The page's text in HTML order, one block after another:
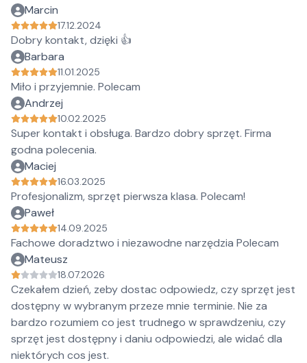
Marcin
17.12.2024
Dobry kontakt, dzięki 👍
Barbara
11.01.2025
Miło i przyjemnie. Polecam
Andrzej
10.02.2025
Super kontakt i obsługa. Bardzo dobry sprzęt. Firma
godna polecenia.
Maciej
16.03.2025
Profesjonalizm, sprzęt pierwsza klasa. Polecam!
Paweł
14.09.2025
Fachowe doradztwo i niezawodne narzędzia Polecam
Mateusz
18.07.2026
Czekałem dzień, zeby dostac odpowiedz, czy sprzęt jest
dostępny w wybranym przeze mnie terminie. Nie za
bardzo rozumiem co jest trudnego w sprawdzeniu, czy
sprzęt jest dostępny i daniu odpowiedzi, ale widać dla
niektórych cos jest.